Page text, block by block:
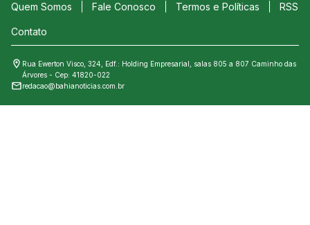
Quem Somos Fale Conosco Termos e Políticas RSS
Contato
Rua Ewerton Visco, 324, Edf.: Holding Empresarial, salas 805 a 807 Caminho das
Árvores - Cep: 41820-022
redacao@bahianoticias.com.br